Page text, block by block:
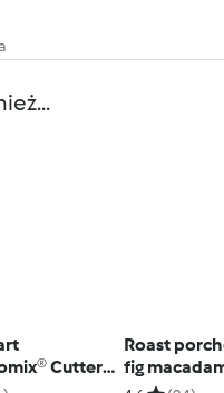
Cutter,
Roast
fig